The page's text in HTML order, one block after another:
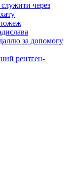
через
за допомогу
рентген-